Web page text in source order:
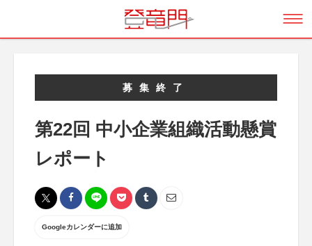
募集終了
第22回 中小企業組織活動懸賞
レポート
Googleカレンダーに追加